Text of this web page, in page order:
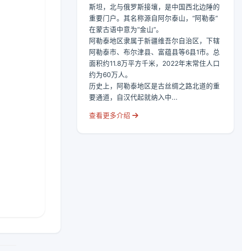
斯坦，北与俄罗斯接壤，是中国西北边陲的
重要门户。其名称源自阿尔泰山，“阿勒泰”
在蒙古语中意为“金山”。
阿勒泰地区隶属于新疆维吾尔自治区，下辖
阿勒泰市、布尔津县、富蕴县等6县1市。总
面积约11.8万平方千米，2022年末常住人口
约为60万人。
历史上，阿勒泰地区是古丝绸之路北道的重
要通道，自汉代起就纳入中...
查看更多介绍